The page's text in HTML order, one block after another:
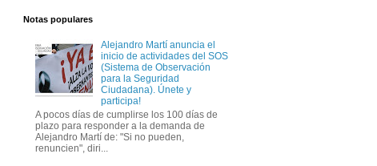
Notas populares
Alejandro Martí anuncia el
inicio de actividades del SOS
(Sistema de Observación
para la Seguridad
Ciudadana). Únete y
participa!
A pocos días de cumplirse los 100 días de
plazo para responder a la demanda de
Alejandro Martí de: "Si no pueden,
renuncien", diri...